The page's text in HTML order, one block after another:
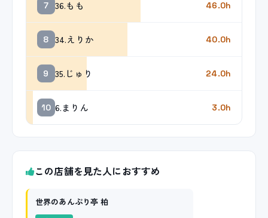
7 36.もも 46.0h
8 34.えりか 40.0h
9 35.じゅり 24.0h
10 6.まりん 3.0h
この店舗を見た人におすすめ
世界のあんぷり亭 柏